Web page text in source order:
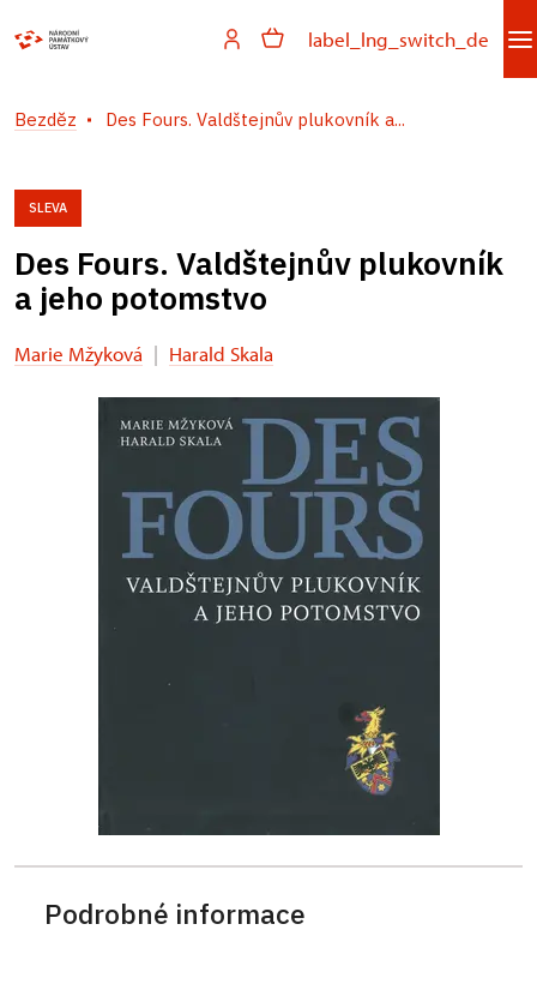
label_lng_switch_de
Bezděz Des Fours. Valdštejnův plukovník a...
SLEVA
Des Fours. Valdštejnův plukovník
a jeho potomstvo
Marie Mžyková | Harald Skala
Podrobné informace